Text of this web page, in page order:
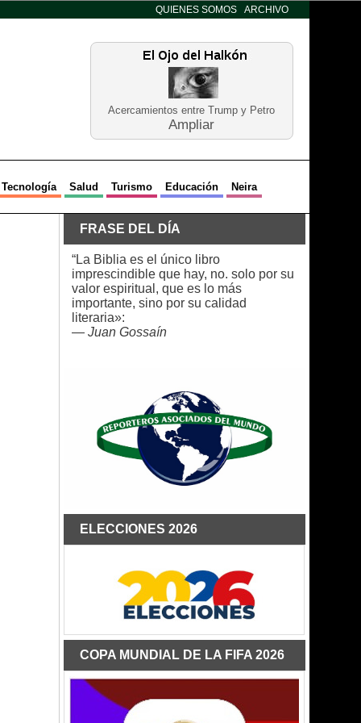
QUIENES SOMOS ARCHIVO
Acercamientos entre Trump y Petro
Ampliar
Tecnología Salud Turismo Educación Neira
FRASE DEL DÍA
“La Biblia es el único libro
imprescindible que hay, no. solo por su
valor espiritual, que es lo más
importante, sino por su calidad
literaria»:
— Juan Gossaín
ELECCIONES 2026
COPA MUNDIAL DE LA FIFA 2026